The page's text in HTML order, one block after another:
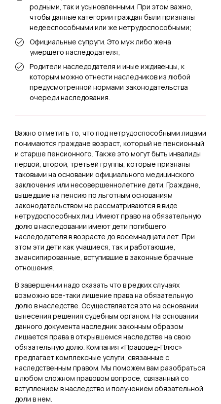
родными, так и усыновленными. При этом важно,
чтобы данные категории граждан были признаны
недееспособными или же нетрудоспособными;
Официальные супруги. Это муж либо жена
умершего наследодателя;
Родители наследодателя и иные иждивенцы, к
которым можно отнести наследников из любой
предусмотренной нормами законодательства
очереди наследования.
Важно отметить то, что под нетрудоспособными лицами
понимаются граждане возраст, который не пенсионный
и старше пенсионного. Также это могут быть инвалиды
первой, второй, третьей группы, которые признаны
таковыми на основании официального медицинского
заключения или несовершеннолетние дети. Граждане,
вышедшие на пенсию по льготным основаниям
законодательством не рассматриваются в виде
нетрудоспособных лиц. Имеют право на обязательную
долю в наследовании имеют дети погибшего
наследодателя в возрасте до восемнадцати лет. При
этом эти дети как учащиеся, так и работающие,
эмансипированные, вступившие в законные брачные
отношения.
В завершении надо сказать что в редких случаях
возможно все-таки лишение права на обязательную
долю в наследстве. Осуществляется это на основании
вынесения решения судебным органом. На основании
данного документа наследник законным образом
лишается права в открывшемся наследстве на свою
обязательную долю. Компания «Правовед-Плюс»
предлагает комплексные услуги, связанные с
наследственным правом. Мы поможем вам разобраться
в любом сложном правовом вопросе, связанный со
вступлением в наследство и получением обязательной
доли в нем.